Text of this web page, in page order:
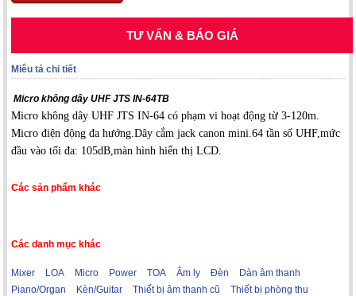
TƯ VẤN & BÁO GIÁ
Miêu tả chi tiết
Micro không dây UHF JTS IN-64TB
Micro không dây UHF JTS IN-64 có phạm vi hoạt động từ 3-120m.
Micro điện động đa hướng.Dây cắm jack canon mini.64 tần số UHF,mức
đầu vào tối đa: 105dB,màn hình hiển thị LCD.
Các sản phẩm khác
Các danh mục khác
Mixer LOA Micro Power TOA Âm ly Đèn
Dàn âm thanh
Piano/Organ
Kèn/Guitar Thiết bị âm thanh cũ Thiết bị phòng thu